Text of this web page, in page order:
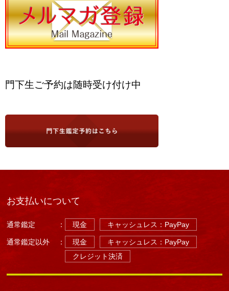
門下生ご予約は随時受け付け中
お支払いについて
通常鑑定 ： 現金 キャッシュレス：PayPay
通常鑑定以外 ： 現金
キャッシュレス：PayPay
クレジット決済